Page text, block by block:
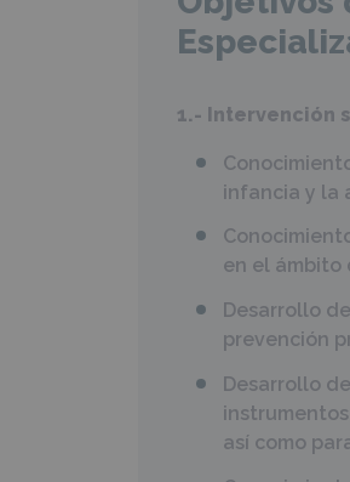
1.- Intervención
infancia y la
en el ámbito
Desarrollo
prevención
Desarrollo
así como